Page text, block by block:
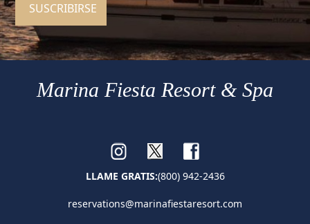
SUSCRIBIRSE
Marina Fiesta Resort & Spa
LLAME GRATIS:(800) 942-2436
reservations@marinafiestaresort.com